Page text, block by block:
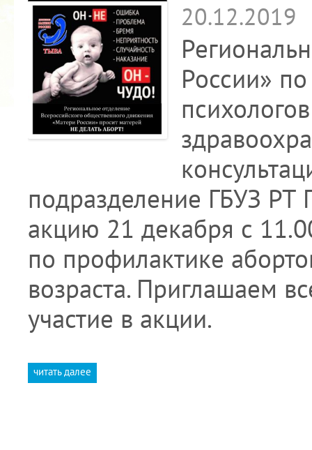
20.12.2019
России»
подразделение ГБУЗ РТ
акцию 21 декабря с
по профилактике
возраста. Приглашаем
участие в акции.
читать далее